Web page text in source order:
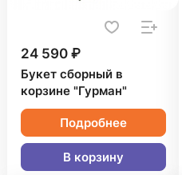
24 590 ₽
Букет сборный в
корзине "Гурман"
Подробнее
В корзину